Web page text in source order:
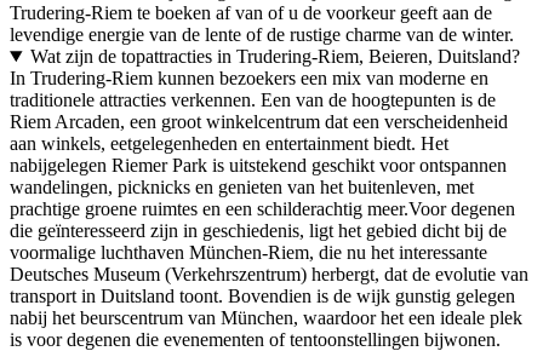
Trudering-Riem te boeken af van of u de voorkeur geeft aan de
levendige energie van de lente of de rustige charme van de winter.
Wat zijn de topattracties in Trudering-Riem, Beieren, Duitsland?
In Trudering-Riem kunnen bezoekers een mix van moderne en
traditionele attracties verkennen. Een van de hoogtepunten is de
Riem Arcaden, een groot winkelcentrum dat een verscheidenheid
aan winkels, eetgelegenheden en entertainment biedt. Het
nabijgelegen Riemer Park is uitstekend geschikt voor ontspannen
wandelingen, picknicks en genieten van het buitenleven, met
prachtige groene ruimtes en een schilderachtig meer.Voor degenen
die geïnteresseerd zijn in geschiedenis, ligt het gebied dicht bij de
voormalige luchthaven München-Riem, die nu het interessante
Deutsches Museum (Verkehrszentrum) herbergt, dat de evolutie van
transport in Duitsland toont. Bovendien is de wijk gunstig gelegen
nabij het beurscentrum van München, waardoor het een ideale plek
is voor degenen die evenementen of tentoonstellingen bijwonen.